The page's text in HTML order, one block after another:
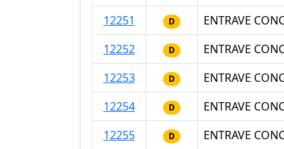
12251
D
ENTRAVE
12252
D
ENTRAVE
12253
D
ENTRAVE
12254
D
ENTRAVE
12255
D ENTRAVE